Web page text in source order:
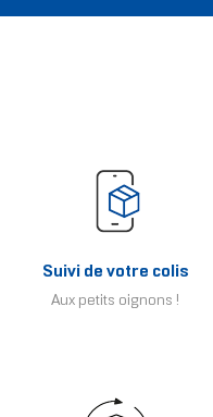
Suivi de votre colis
Aux petits oignons !